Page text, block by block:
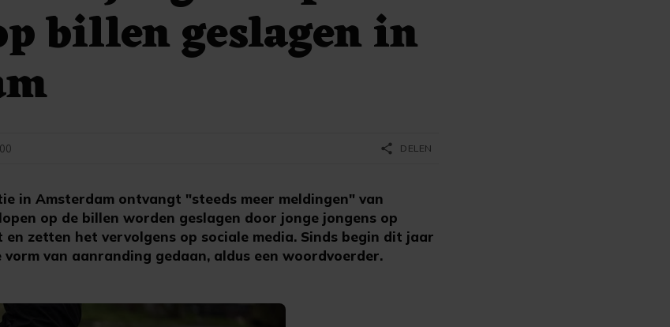
billen geslagen in
in Amsterdam ontvangt "steeds meer meldingen" van
op de billen worden geslagen door jonge jongens op
zetten het vervolgens op sociale media. Sinds begin dit jaar
vorm van aanranding gedaan, aldus een woordvoerder.
share DELEN